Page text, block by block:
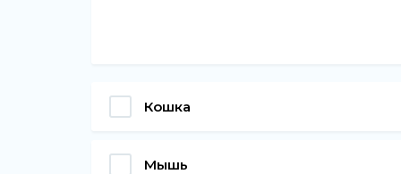
Кошка
Мышь